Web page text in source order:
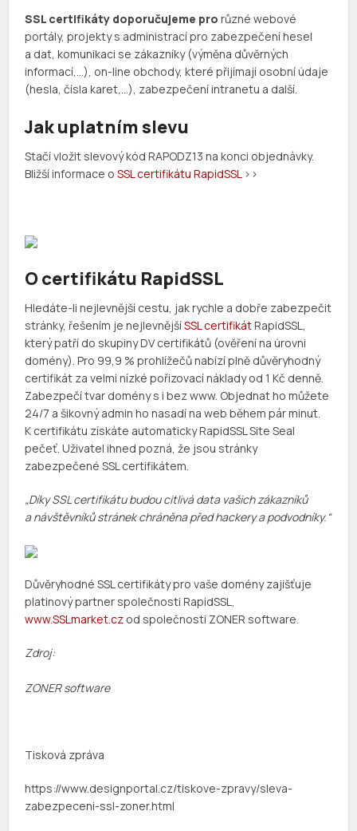
SSL certifikáty doporučujeme pro různé webové
portály, projekty s administrací pro zabezpečení hesel
a dat, komunikaci se zákazníky (výměna důvěrných
informací,…), on-line obchody, které přijímají osobní údaje
(hesla, čísla karet,…), zabezpečení intranetu a další.
Jak uplatním slevu
Stačí vložit slevový kód RAPODZ13 na konci objednávky.
Bližší informace oSSL certifikátu RapidSSL>>
O certifikátu RapidSSL
Hledáte-li nejlevnější cestu, jak rychle a dobře zabezpečit
stránky, řešením je nejlevnějšíSSL certifikátRapidSSL,
který patří do skupiny DV certifikátů (ověření na úrovni
domény). Pro 99,9 % prohlížečů nabízí plně důvěryhodný
certifikát za velmi nízké pořizovací náklady od 1 Kč denně.
Zabezpečí tvar domény s i bez www. Objednat ho můžete
24/7 a šikovný admin ho nasadí na web během pár minut.
K certifikátu získáte automaticky RapidSSL Site Seal
pečeť. Uživatel ihned pozná, že jsou stránky
zabezpečené SSL certifikátem.
„Díky SSL certifikátu budou citlivá data vašich zákazníků
a návštěvníků stránek chráněna před hackery a podvodníky.“
Důvěryhodné SSL certifikáty pro vaše domény zajišťuje
platinový partner společnosti RapidSSL,
www.SSLmarket.cz od společnosti ZONER software.
Zdroj:
ZONER software
Tisková zpráva
https://www.designportal.cz/tiskove-zpravy/sleva-
zabezpeceni-ssl-zoner.html